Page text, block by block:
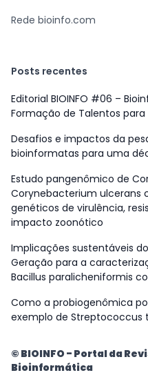
Rede bioinfo.com
Posts recentes
Editorial BIOINFO #06 –
Formação de Talentos para
Desafios e impactos da
bioinformatas para uma
Estudo pangenômico de
Corynebacterium
genéticos de virulência,
impacto zoonótico
Implicações sustentáveis
Geração para a
Bacillus paralicheniformis
Como a probiogenômica
exemplo de Streptococcus
© BIOINFO - Portal da
Bioinformática